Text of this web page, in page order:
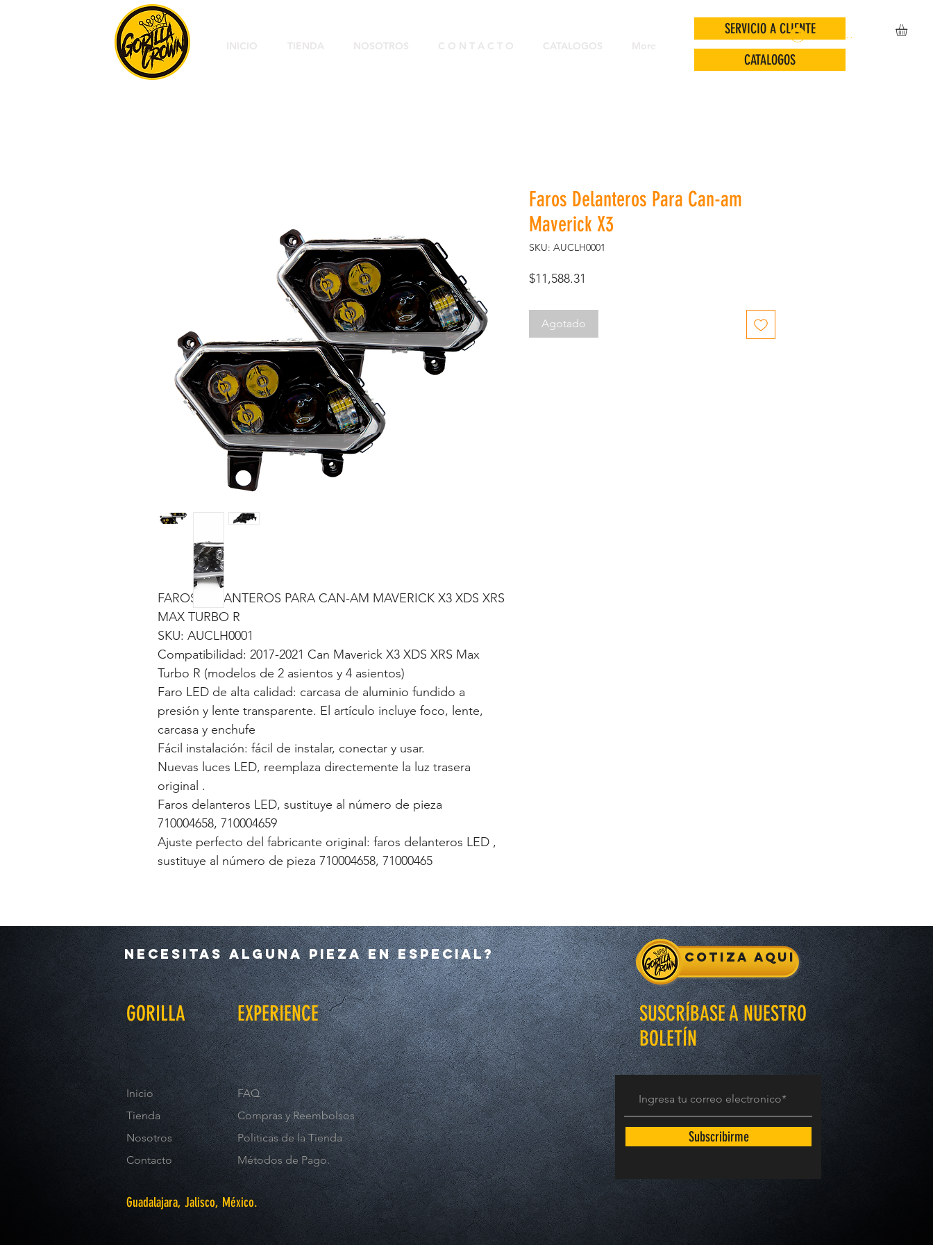
Iniciar sesión
INICIO TIENDA NOSOTROS C O N T A C T O CATALOGOS More
SERVICIO A CLIENTE
CATALOGOS
FAROS DELANTEROS PARA CAN-AM MAVERICK X3 XDS XRS
MAX TURBO R
SKU: AUCLH0001
Compatibilidad: 2017-2021 Can Maverick X3 XDS XRS Max
Turbo R (modelos de 2 asientos y 4 asientos)
Faro LED de alta calidad: carcasa de aluminio fundido a
presión y lente transparente. El artículo incluye foco, lente,
carcasa y enchufe
Fácil instalación: fácil de instalar, conectar y usar.
Nuevas luces LED, reemplaza directemente la luz trasera
original .
Faros delanteros LED, sustituye al número de pieza
710004658, 710004659
Ajuste perfecto del fabricante original: faros delanteros LED ,
sustituye al número de pieza 710004658, 71000465
Faros Delanteros Para Can-am
Maverick X3
SKU: AUCLH0001
$11,588.31
Agotado
Necesitas alguna pieza en especial?
GORILLA EXPERIENCE
Inicio
Tienda
Nosotros
Contacto
FAQ
Compras y Reembolsos
Politicas de la Tienda
Métodos de Pago.
Cotiza aqui
SUSCRÍBASE A NUESTRO
BOLETÍN
Subscribirme
Guadalajara, Jalisco, México.